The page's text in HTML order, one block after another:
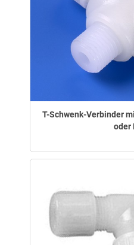
T-Schwenk-Verbinder
oder